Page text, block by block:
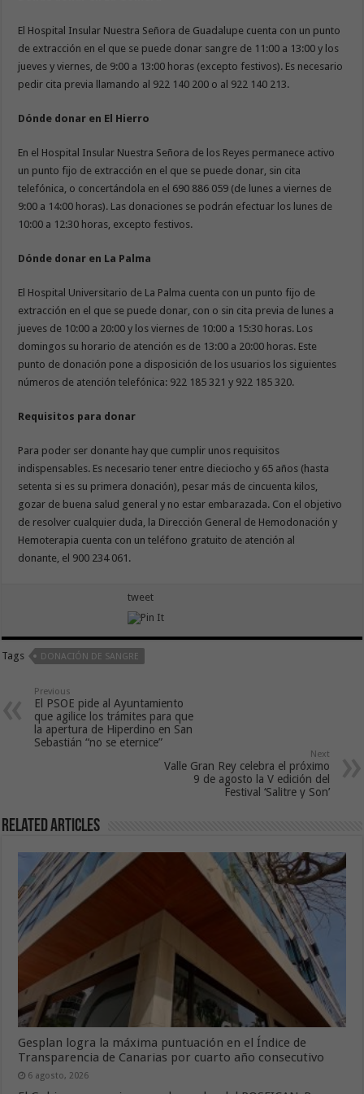
El Hospital Insular Nuestra Señora de Guadalupe cuenta con un punto
de extracción en el que se puede donar sangre de 11:00 a 13:00 y los
jueves y viernes, de 9:00 a 13:00 horas (excepto festivos). Es necesario
pedir cita previa llamando al 922 140 200 o al 922 140 213.
Dónde donar en El Hierro
En el Hospital Insular Nuestra Señora de los Reyes permanece activo
un punto fijo de extracción en el que se puede donar, sin cita
telefónica, o concertándola en el 690 886 059 (de lunes a viernes de
9:00 a 14:00 horas). Las donaciones se podrán efectuar los lunes de
10:00 a 12:30 horas, excepto festivos.
Dónde donar en La Palma
El Hospital Universitario de La Palma cuenta con un punto fijo de
extracción en el que se puede donar, con o sin cita previa de lunes a
jueves de 10:00 a 20:00 y los viernes de 10:00 a 15:30 horas. Los
domingos su horario de atención es de 13:00 a 20:00 horas. Este
punto de donación pone a disposición de los usuarios los siguientes
números de atención telefónica: 922 185 321 y 922 185 320.
Requisitos para donar
Para poder ser donante hay que cumplir unos requisitos
indispensables. Es necesario tener entre dieciocho y 65 años (hasta
setenta si es su primera donación), pesar más de cincuenta kilos,
gozar de buena salud general y no estar embarazada. Con el objetivo
de resolver cualquier duda, la Dirección General de Hemodonación y
Hemoterapia cuenta con un teléfono gratuito de atención al
donante, el 900 234 061.
tweet
Tags DONACIÓN DE SANGRE
Previous
El PSOE pide al Ayuntamiento
que agilice los trámites para que
la apertura de Hiperdino en San
Sebastián “no se eternice”
Next
Valle Gran Rey celebra el próximo
9 de agosto la V edición del
Festival ‘Salitre y Son’
Related Articles
Gesplan logra la máxima puntuación en el Índice de
Transparencia de Canarias por cuarto año consecutivo
6 agosto, 2026